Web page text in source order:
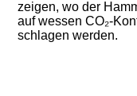
zeigen, wo der
auf wessen CO₂-
schlagen werden.